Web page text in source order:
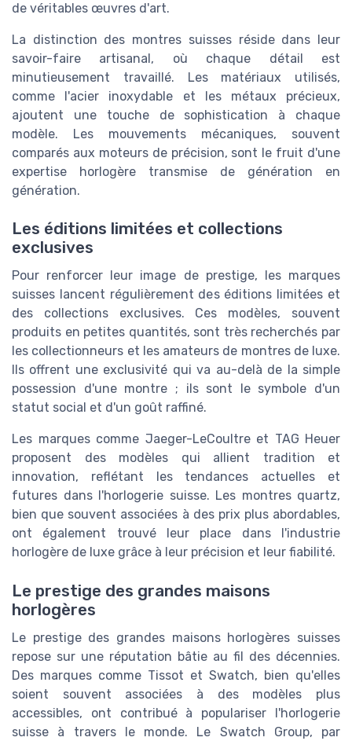
de véritables œuvres d'art.
La distinction des montres suisses réside dans leur
savoir-faire artisanal, où chaque détail est
minutieusement travaillé. Les matériaux utilisés,
comme l'acier inoxydable et les métaux précieux,
ajoutent une touche de sophistication à chaque
modèle. Les mouvements mécaniques, souvent
comparés aux moteurs de précision, sont le fruit d'une
expertise horlogère transmise de génération en
génération.
Les éditions limitées et collections
exclusives
Pour renforcer leur image de prestige, les marques
suisses lancent régulièrement des éditions limitées et
des collections exclusives. Ces modèles, souvent
produits en petites quantités, sont très recherchés par
les collectionneurs et les amateurs de montres de luxe.
Ils offrent une exclusivité qui va au-delà de la simple
possession d'une montre ; ils sont le symbole d'un
statut social et d'un goût raffiné.
Les marques comme Jaeger-LeCoultre et TAG Heuer
proposent des modèles qui allient tradition et
innovation, reflétant les tendances actuelles et
futures dans l'horlogerie suisse. Les montres quartz,
bien que souvent associées à des prix plus abordables,
ont également trouvé leur place dans l'industrie
horlogère de luxe grâce à leur précision et leur fiabilité.
Le prestige des grandes maisons
horlogères
Le prestige des grandes maisons horlogères suisses
repose sur une réputation bâtie au fil des décennies.
Des marques comme Tissot et Swatch, bien qu'elles
soient souvent associées à des modèles plus
accessibles, ont contribué à populariser l'horlogerie
suisse à travers le monde. Le Swatch Group, par